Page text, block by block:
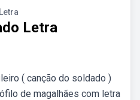
Letra
( canção do soldado )
de magalhães com letra